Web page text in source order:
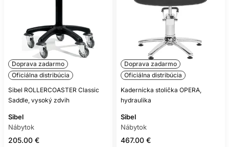
Doprava zadarmo
Oficiálna distribúcia
Sibel ROLLERCOASTER Classic
Saddle, vysoký zdvih
Sibel
Nábytok
205.00 €
Doprava zadarmo
Oficiálna distribúcia
Kadernícka stolička OPERA,
hydraulika
Sibel
Nábytok
467.00 €